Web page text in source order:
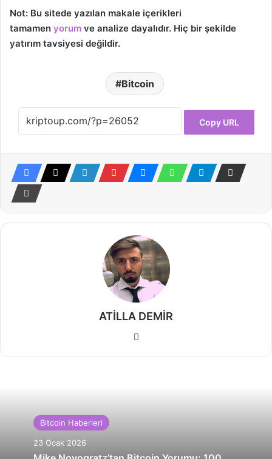
Not: Bu sitede yazılan makale içerikleri
tamamen yorum ve analize dayalıdır. Hiç bir şekilde
yatırım tavsiyesi değildir.
Bitcoin
Copy URL
ATİLLA DEMİR
Bitcoin Haberleri
23 Ocak 2026